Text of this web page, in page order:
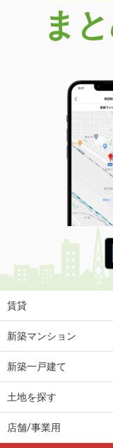
ま
賃貸
新築マンション
新築一戸建て
土地を探す
店舗/事業用